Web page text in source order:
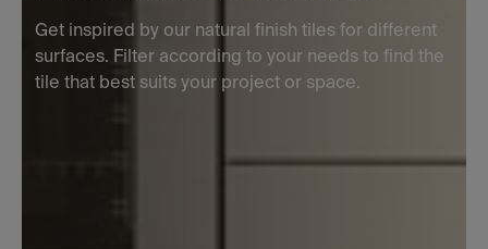
Get inspired by our natural finish tiles for different
surfaces. Filter according to your needs to find the
tile that best suits your project or space.